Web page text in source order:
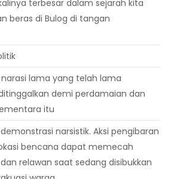
terbesar dalam sejarah kita
beras di Bulog di tangan
lama yang telah lama
demi perdamaian dan
itu
narsistik. Aksi pengibaran
bencana dapat memecah
relawan saat sedang disibukkan